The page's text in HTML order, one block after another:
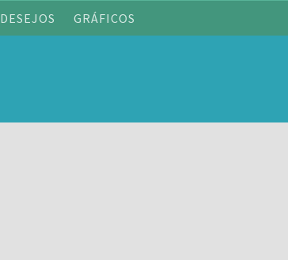
DESEJOS GRÁFICOS